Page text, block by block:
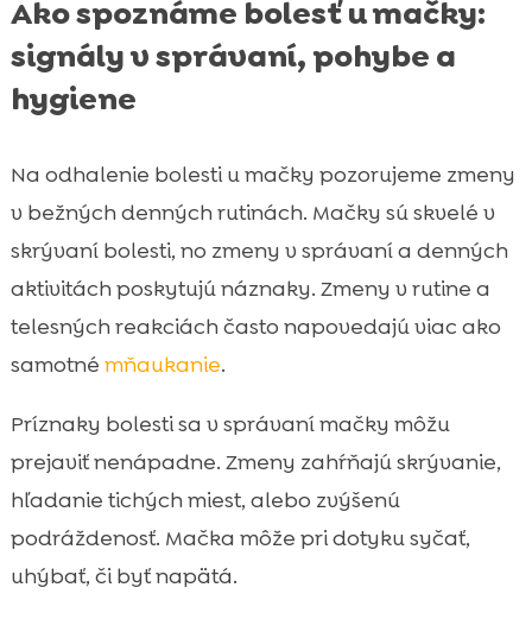
Ako spoznáme bolesť u mačky:
signály v správaní, pohybe a
hygiene
Na odhalenie bolesti u mačky pozorujeme zmeny
v bežných denných rutinách. Mačky sú skvelé v
skrývaní bolesti, no zmeny v správaní a denných
aktivitách poskytujú náznaky. Zmeny v rutine a
telesných reakciách často napovedajú viac ako
samotné mňaukanie.
Príznaky bolesti sa v správaní mačky môžu
prejaviť nenápadne. Zmeny zahŕňajú skrývanie,
hľadanie tichých miest, alebo zvýšenú
podráždenosť. Mačka môže pri dotyku syčať,
uhýbať, či byť napätá.